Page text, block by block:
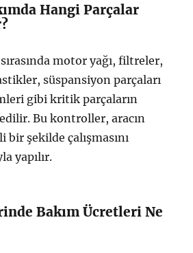
Hangi Parçalar
motor yağı, filtreler,
süspansiyon parçaları
gibi kritik parçaların
Bu kontroller, aracın
şekilde çalışmasını
yapılır.
Bakım Ücretleri Ne